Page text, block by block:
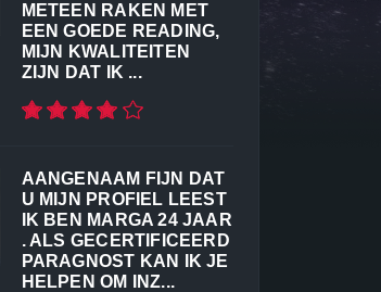
METEEN RAKEN MET
EEN GOEDE READING,
MIJN KWALITEITEN
ZIJN DAT IK ...
AANGENAAM FIJN DAT
U MIJN PROFIEL LEEST
IK BEN MARGA 24 JAAR
. ALS GECERTIFICEERD
PARAGNOST KAN IK JE
HELPEN OM INZ...